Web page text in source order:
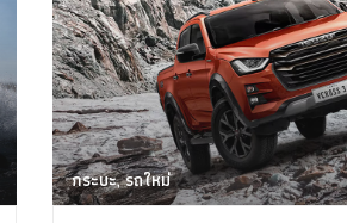
กระบะ, รถใหม่